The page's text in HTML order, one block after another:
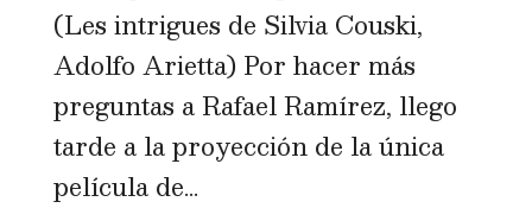
(Les intrigues de Silvia Couski,
Adolfo Arietta) Por hacer más
preguntas a Rafael Ramírez, llego
tarde a la proyección de la única
película de...